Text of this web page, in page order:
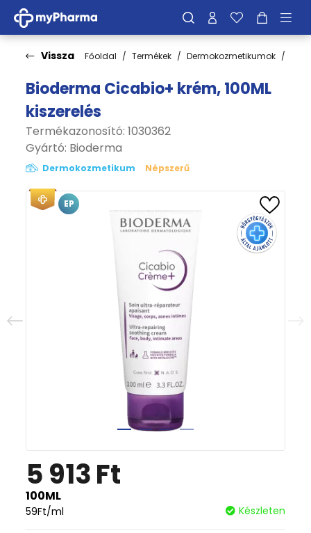
Vissza Főoldal Termékek Dermokozmetikumok
Bioderma Cicabio+ krém, 100ML
kiszerelés
Termékazonosító: 1030362
Gyártó: Bioderma
Dermokozmetikum Népszerű
EP
5 913Ft
100ML
59Ft/ml Készleten